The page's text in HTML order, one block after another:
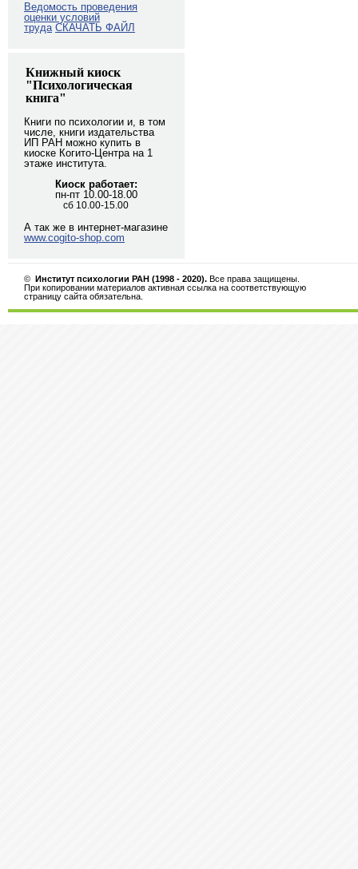
Ведомость проведения
оценки условий
труда СКАЧАТЬ ФАЙЛ
Книжный киоск
"Психологическая
книга"
Книги по психологии и, в том
числе, книги издательства
ИП РАН можно купить в
киоске Когито-Центра на 1
этаже института.
Киоск работает:
пн-пт 10.00-18.00
сб 10.00-15.00
А так же в интернет-магазине
www.cogito-shop.com
© Институт психологии РАН (1998 - 2020). Все права защищены.
При копировании материалов активная ссылка на соответствующую
страницу сайта обязательна.